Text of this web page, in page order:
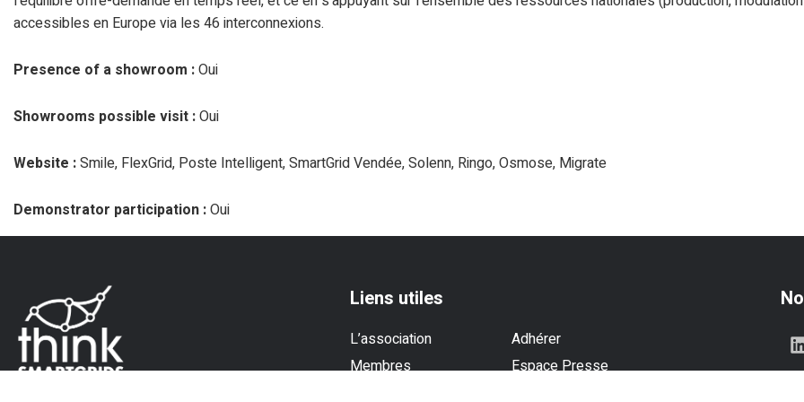
accessibles en Europe via les 46 interconnexions.
Presence of a showroom :Oui
Showrooms possible visit :Oui
Website :Smile, FlexGrid, Poste Intelligent, SmartGrid Vendée, Solenn, Ringo, Osmose, Migrate
Demonstrator participation :Oui
Liens utiles
L’association
Adhérer
Membres
Espace Presse